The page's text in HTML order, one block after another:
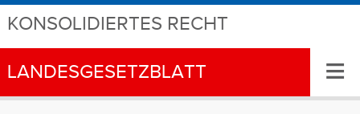
KONSOLIDIERTES RECHT
LANDESGESETZBLATT ≡